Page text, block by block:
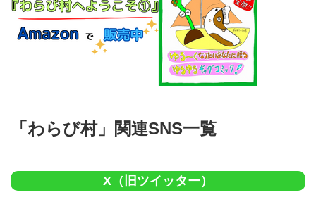
「わらび村」関連SNS一覧
X（旧ツイッター）